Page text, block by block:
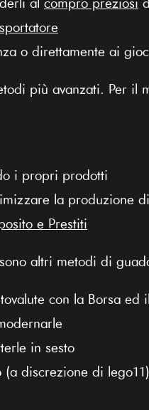
al compro preziosi
o direttamente ai
più avanzati. Per il
i propri prodotti
la produzione
e Prestiti
altri metodi di
con la Borsa ed
in sesto
(a discrezione di lego11)